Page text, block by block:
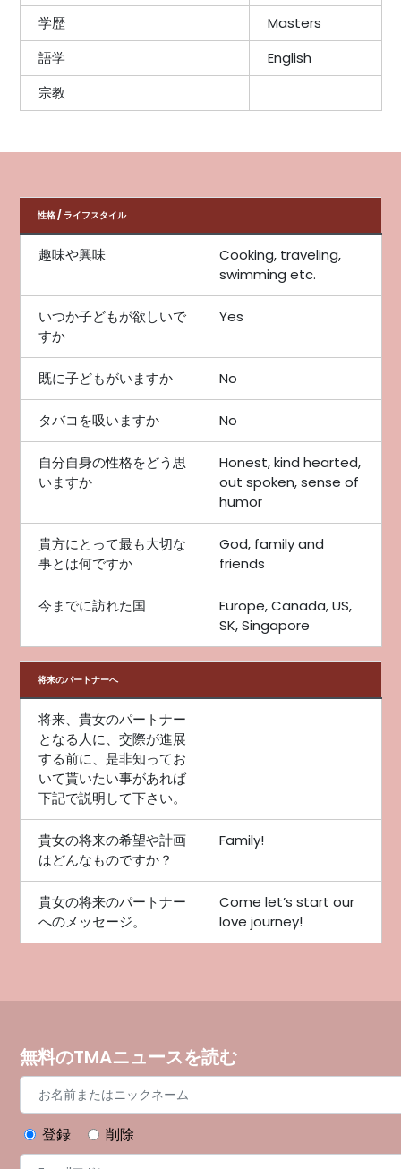
学歴
Masters
語学
English
宗教
性格 / ライフスタイル
趣味や興味
Cooking, traveling,
swimming etc.
いつか子どもが欲しいで
すか
Yes
既に子どもがいますか No
タバコを吸いますか No
自分自身の性格をどう思
いますか
Honest, kind hearted,
out spoken, sense of
humor
貴方にとって最も大切な
事とは何ですか
God, family and
friends
今までに訪れた国
Europe, Canada, US,
SK, Singapore
将来のパートナーへ
将来、貴女のパートナー
となる人に、交際が進展
する前に、是非知ってお
いて貰いたい事があれば
下記で説明して下さい。
貴女の将来の希望や計画
はどんなものですか？
Family!
貴女の将来のパートナー
へのメッセージ。
Come let’s start our
love journey!
無料のTMAニュースを読む
登録 削除